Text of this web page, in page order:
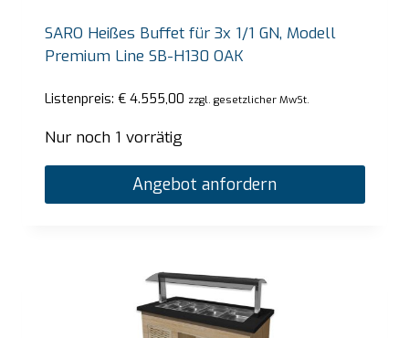
SARO Heißes Buffet für 3x 1/1 GN, Modell
Premium Line SB-H130 OAK
Listenpreis: €4.555,00 zzgl. gesetzlicher MwSt.
Nur noch 1 vorrätig
Angebot anfordern